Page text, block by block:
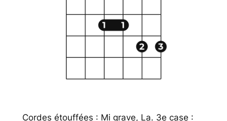
Cordes étouffées : Mi grave, La. 3e case :